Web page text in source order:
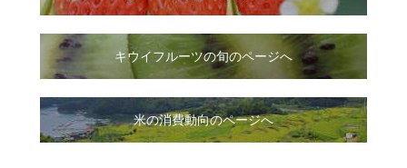
キウイフルーツの旬のページへ
米の消費動向のページへ